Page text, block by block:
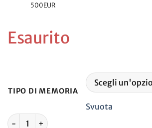
500EUR
Esaurito
TIPO DI MEMORIA
Svuota
Raspberry Pi4 Model B 2GB + radiatore